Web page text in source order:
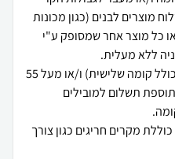
מוצרים לבנים (כגון מכונות
או כל מוצר אחר שמסופק ע"י
אספקה מקומה שלישית ומעלה (כולל קומה שלישית) ו/או מעל 55
תשלום למובילים
מקרים חריגים כגון צורך